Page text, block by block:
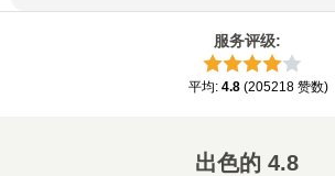
服务评级:
平均: 4.8 (205218 赞数)
出色的 4.8